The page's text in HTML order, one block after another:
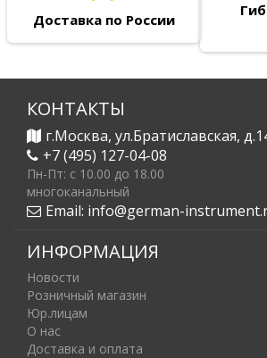
Доставка по России
КОНТАКТЫ
г.Москва, ул.Братиславская,
+7 (495) 127-04-08
Пн-Пт: c 10.00 до 18.00
многоканальный
Email: info@german-
ИНФОРМАЦИЯ
Новости
Розничный магазин
Юр.лицам
О нас
Доставка и оплата